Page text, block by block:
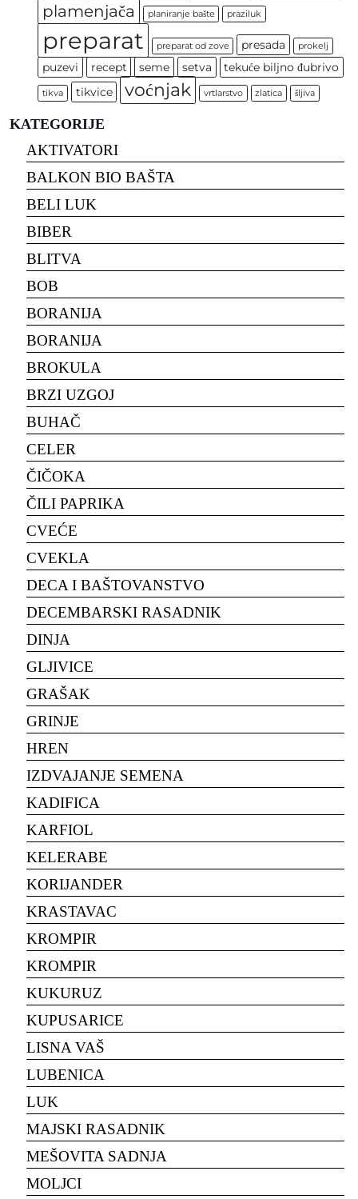
plamenjača planiranje bašte praziluk
preparat preparat od zove presada prokelj
puzevi recept seme setva tekuće biljno đubrivo
tikva tikvice voćnjak vrtlarstvo zlatica šljiva
KATEGORIJE
AKTIVATORI
BALKON BIO BAŠTA
BELI LUK
BIBER
BLITVA
BOB
BORANIJA
BORANIJA
BROKULA
BRZI UZGOJ
BUHAČ
CELER
ČIČOKA
ČILI PAPRIKA
CVEĆE
CVEKLA
DECA I BAŠTOVANSTVO
DECEMBARSKI RASADNIK
DINJA
GLJIVICE
GRAŠAK
GRINJE
HREN
IZDVAJANJE SEMENA
KADIFICA
KARFIOL
KELERABE
KORIJANDER
KRASTAVAC
KROMPIR
KROMPIR
KUKURUZ
KUPUSARICE
LISNA VAŠ
LUBENICA
LUK
MAJSKI RASADNIK
MEŠOVITA SADNJA
MOLJCI